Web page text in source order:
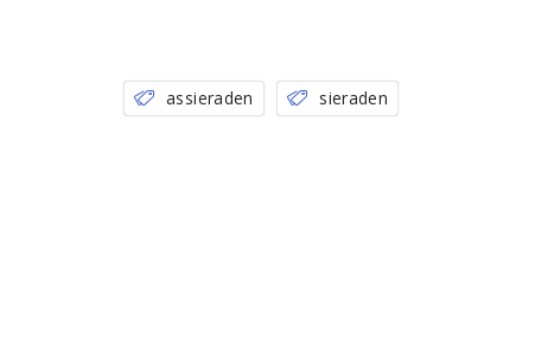
assieraden sieraden